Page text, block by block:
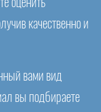
оценить
качественно и
вами вид
вы подбираете